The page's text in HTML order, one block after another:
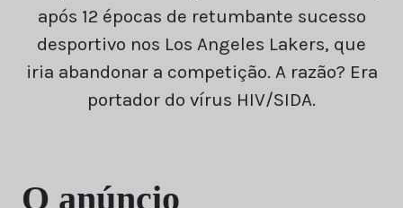
após 12 épocas de retumbante sucesso
desportivo nos Los Angeles Lakers, que
iria abandonar a competição. A razão? Era
portador do vírus HIV/SIDA.
O anúncio